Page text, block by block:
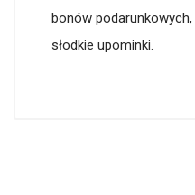
bonów
słodkie upominki.